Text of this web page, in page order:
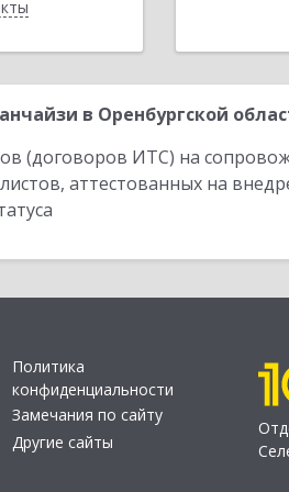
в Оренбургской
(договоров ИТС) на
аттестованных на
Политика
конфиденциальности
Замечания по сайту
Другие сайты